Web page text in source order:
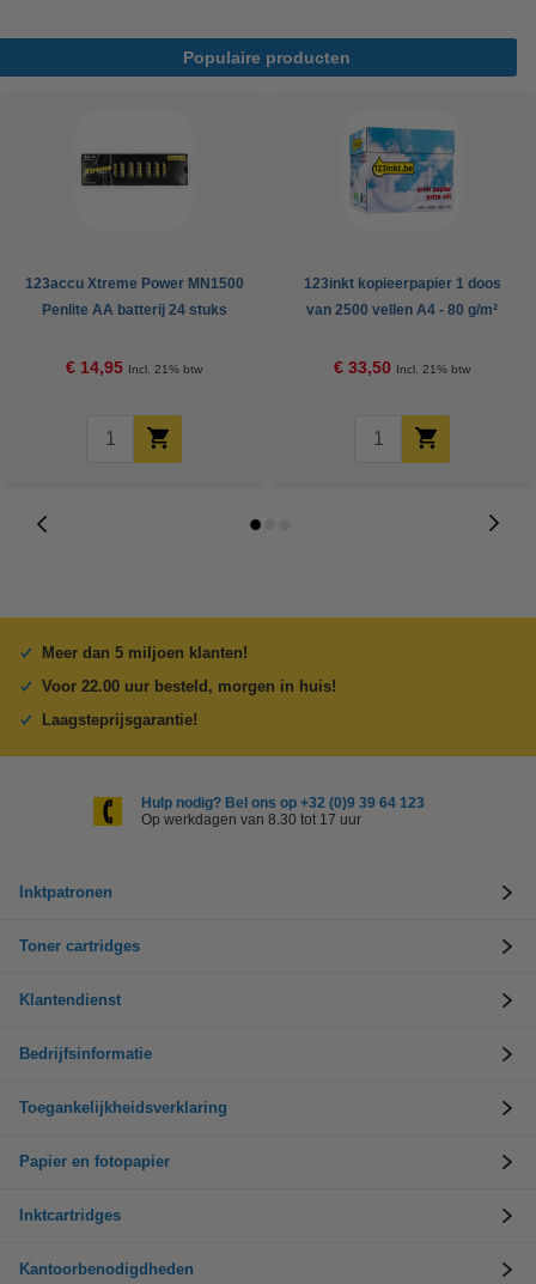
Populaire producten
123accu Xtreme Power MN1500
Penlite AA batterij 24 stuks
€ 14,95 Incl. 21% btw
123inkt kopieerpapier 1 doos
van 2500 vellen A4 - 80 g/m²
€ 33,50 Incl. 21% btw
Meer dan 5 miljoen klanten!
Voor 22.00 uur besteld, morgen in huis!
Laagsteprijsgarantie!
Hulp nodig? Bel ons op +32 (0)9 39 64 123
Op werkdagen van 8.30 tot 17 uur
Inktpatronen
Toner cartridges
Klantendienst
Bedrijfsinformatie
Toegankelijkheidsverklaring
Papier en fotopapier
Inktcartridges
Kantoorbenodigdheden